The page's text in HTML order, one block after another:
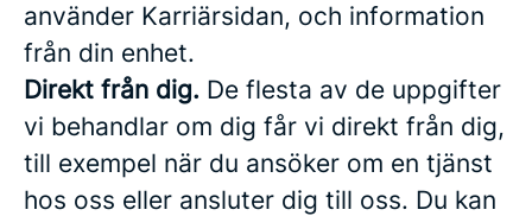
använder Karriärsidan, och information
från din enhet.
Direkt från dig. De flesta av de uppgifter
vi behandlar om dig får vi direkt från dig,
till exempel när du ansöker om en tjänst
hos oss eller ansluter dig till oss. Du kan